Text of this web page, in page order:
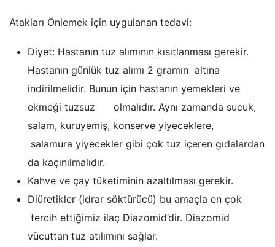
Atakları Önlemek için uygulanan tedavi:
Diyet: Hastanın tuz alımının kısıtlanması gerekir.
Hastanın günlük tuz alımı 2 gramın altına
indirilmelidir. Bunun için hastanın yemekleri ve
ekmeği tuzsuz olmalıdır. Aynı zamanda sucuk,
salam, kuruyemiş, konserve yiyeceklere,
salamura yiyecekler gibi çok tuz içeren gıdalardan
da kaçınılmalıdır.
Kahve ve çay tüketiminin azaltılması gerekir.
Diüretikler (idrar söktürücü) bu amaçla en çok
tercih ettiğimiz ilaç Diazomid’dir. Diazomid
vücuttan tuz atılımını sağlar.